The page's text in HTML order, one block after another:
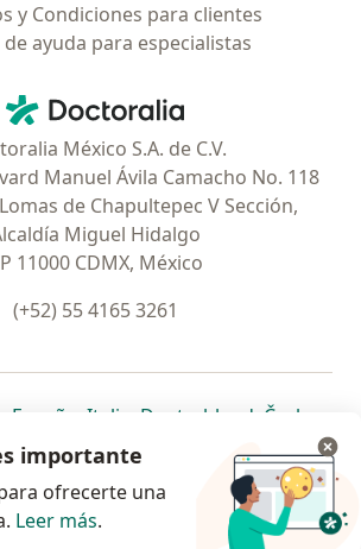
y Condiciones para clientes
ayuda para especialistas
Doctoralia - Página de inicio
México S.A. de C.V.
Manuel Ávila Camacho No. 118
de Chapultepec V Sección,
Miguel Hidalgo
11000 CDMX, México
(+52) 55 4165 3261
una nueva pestaña
se abre en una nueva pestaña
España se abre en una nueva pestaña
Italia se abre en una nueva
Deutschlandse abre en
Česko
en una nueva pestaña
se abre en una nueva pestaña
Chile se abre en una nueva pestaña
Brasil se abre en una nueva
se abre en
se
se abre en una nueva
© 2026 - Encuentra tu
importante
ofrecerte una
Leer más.